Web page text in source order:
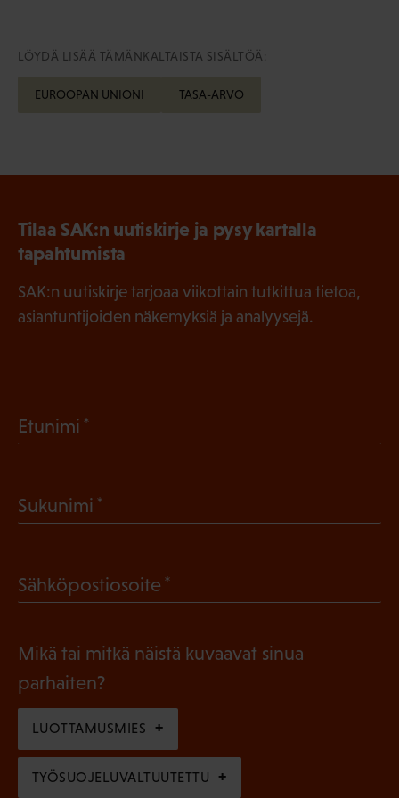
LÖYDÄ LISÄÄ TÄMÄNKALTAISTA SISÄLTÖÄ:
EUROOPAN UNIONI TASA-ARVO
Tilaa SAK:n uutiskirje ja pysy kartalla
tapahtumista
SAK:n uutiskirje tarjoaa viikottain tutkittua tietoa,
asiantuntijoiden näkemyksiä ja analyysejä.
Etunimi
l
n
e
)
Sukunimi
k
l
i
n
e
Sähköpostiosoite
l
i
Mikä tai mitkä näistä kuvaavat sinua
parhaiten?
LUOTTAMUSMIES
TYÖSUOJELUVALTUUTETTU